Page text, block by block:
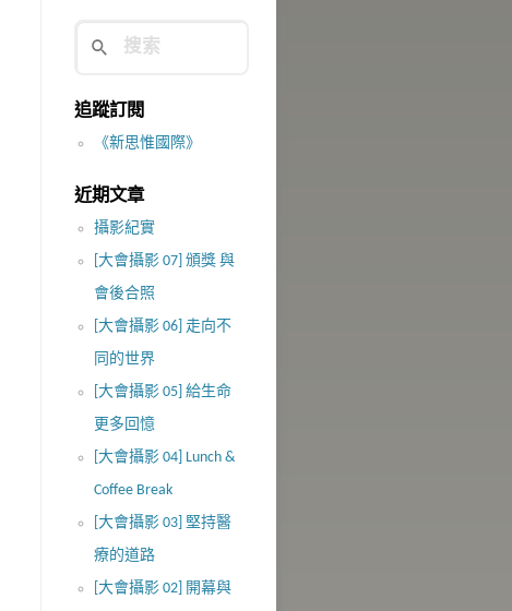
追蹤訂閱
《新思惟國際》
近期文章
攝影紀實
[大會攝影 07] 頒獎 與
會後合照
[大會攝影 06] 走向不
同的世界
[大會攝影 05] 給生命
更多回憶
[大會攝影 04] Lunch &
Coffee Break
[大會攝影 03] 堅持醫
療的道路
[大會攝影 02] 開幕與